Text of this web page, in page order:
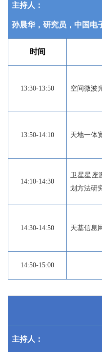
主持人：
孙晨华，研究员，中国电
时间
13:30-13:50 空间微波
13:50-14:10 天地一体
14:10-14:30
卫星星座
划方法研
14:30-14:50 天基信息
14:50-15:00
主持人：